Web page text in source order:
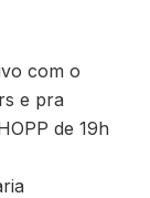
com o
e pra
de 19h